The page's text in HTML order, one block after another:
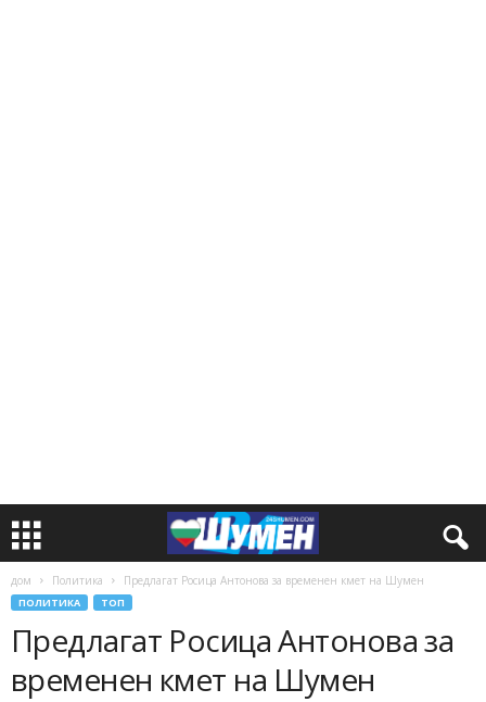
дом Политика Предлагат Росица Антонова за временен кмет на Шумен
ПОЛИТИКА ТОП
Предлагат Росица Антонова за
временен кмет на Шумен